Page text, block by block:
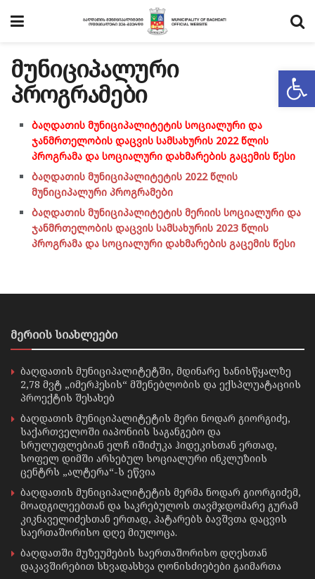
მუნიციპალური
პროგრამები
ბაღდათის მუნიციპალიტეტის სოციალური და
ჯანმრთელობის დაცვის სამსახურის 2022 წლის
პროგრამა და სოციალური დახმარების გაცემის წესი
ბაღდათის მუნიციპალიტეტის 2022 წლის
მუნიციპალური პროგრამები
ბაღდათის მუნიციპალიტეტის მერიის სოციალური და
ჯანმრთელობის დაცვის სამსახურის 2023 წლის
პროგრამა და სოციალური დახმარების გაცემის წესი
მერიის სიახლეები
ბაღდათის მუნიციპალიტეტში, მდინარე ხანისწყალზე
2,78 მვტ „იმერჰესის“ მშენებლობის და ექსპლუატაციის
პროექტის შესახებ
ბაღდათის მუნიციპალიტეტის მერი ნოდარ გიორგიძე,
საქართველოში იაპონიის საგანგებო და
სრულუფლებიან ელჩ იშიძუკა ჰიდეკისთან ერთად,
სოფელ დიმში არსებულ სოციალური ინკლუზიის
ცენტრს „ალტერა“-ს ეწვია
ბაღდათის მუნიციპალიტეტის მერმა ნოდარ გიორგიძემ,
მოადგილეებთან და საკრებულოს თავმჯდომარე გურამ
კიკნაველიძესთან ერთად, პატარებს ბავშვთა დაცვის
საერთაშორისო დღე მიულოცა.
ბაღდათში მუზეუმების საერთაშორისო დღესთან
დაკავშირებით სხვადასხვა ღონისძიებები გაიმართა